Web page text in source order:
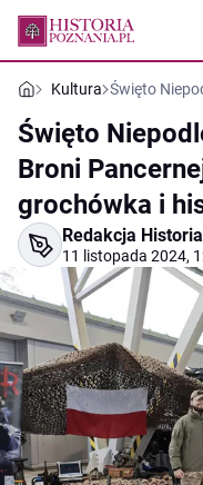
Kultura Święto
Święto
Broni
grochówka i
Redakcja
11 listopada 2024,